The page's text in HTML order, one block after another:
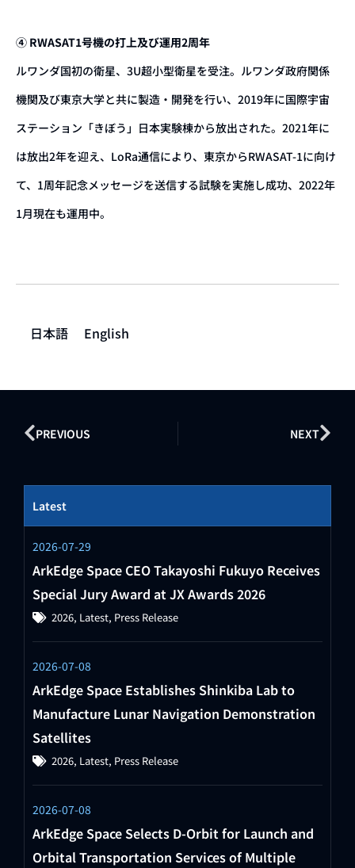
④ RWASAT1号機の打上及び運用2周年
ルワンダ国初の衛星、3U超小型衛星を受注。ルワンダ政府関係
機関及び東京大学と共に製造・開発を行い、2019年に国際宇宙
ステーション「きぼう」日本実験棟から放出された。2021年に
は放出2年を迎え、LoRa通信により、東京からRWASAT-1に向け
て、1周年記念メッセージを送信する試験を実施し成功、2022年
1月現在も運用中。
日本語 English
PREVIOUS NEXT
Latest
2026-07-29
ArkEdge Space CEO Takayoshi Fukuyo Receives
Special Jury Award at JX Awards 2026
2026, Latest, Press Release
2026-07-08
ArkEdge Space Establishes Shinkiba Lab to
Manufacture Lunar Navigation Demonstration
Satellites
2026, Latest, Press Release
2026-07-08
ArkEdge Space Selects D-Orbit for Launch and
Orbital Transportation Services of Multiple